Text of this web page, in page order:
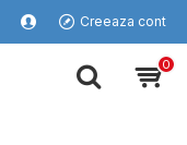
Creeaza cont
0